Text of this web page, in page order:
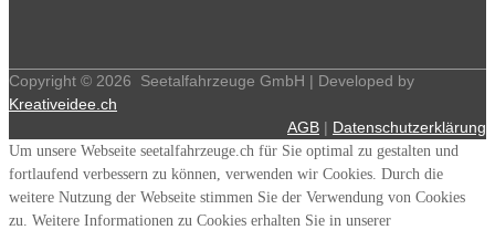
Copyright © 2026
Seetalfahrzeuge GmbH | Developed by
Kreativeidee.ch
AGB | Datenschutzerklärung
Um unsere Webseite seetalfahrzeuge.ch für Sie optimal zu gestalten und
fortlaufend verbessern zu können, verwenden wir Cookies. Durch die
weitere Nutzung der Webseite stimmen Sie der Verwendung von Cookies
zu. Weitere Informationen zu Cookies erhalten Sie in unserer